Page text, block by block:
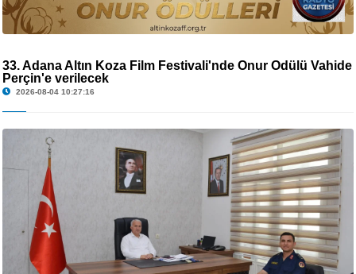
33. Adana Altın Koza Film Festivali'nde Onur Ödülü Vahide
Perçin'e verilecek
2026-08-04 10:27:16